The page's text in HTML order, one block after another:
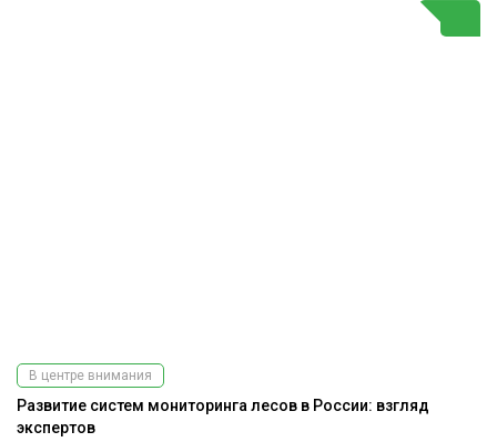
В центре внимания
Развитие систем мониторинга лесов в России: взгляд
экспертов